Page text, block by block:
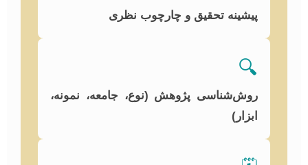
پیشینه تحقیق و چارچوب نظری
روش‌شناسی پژوهش (نوع، جامعه، نمونه،
ابزار)